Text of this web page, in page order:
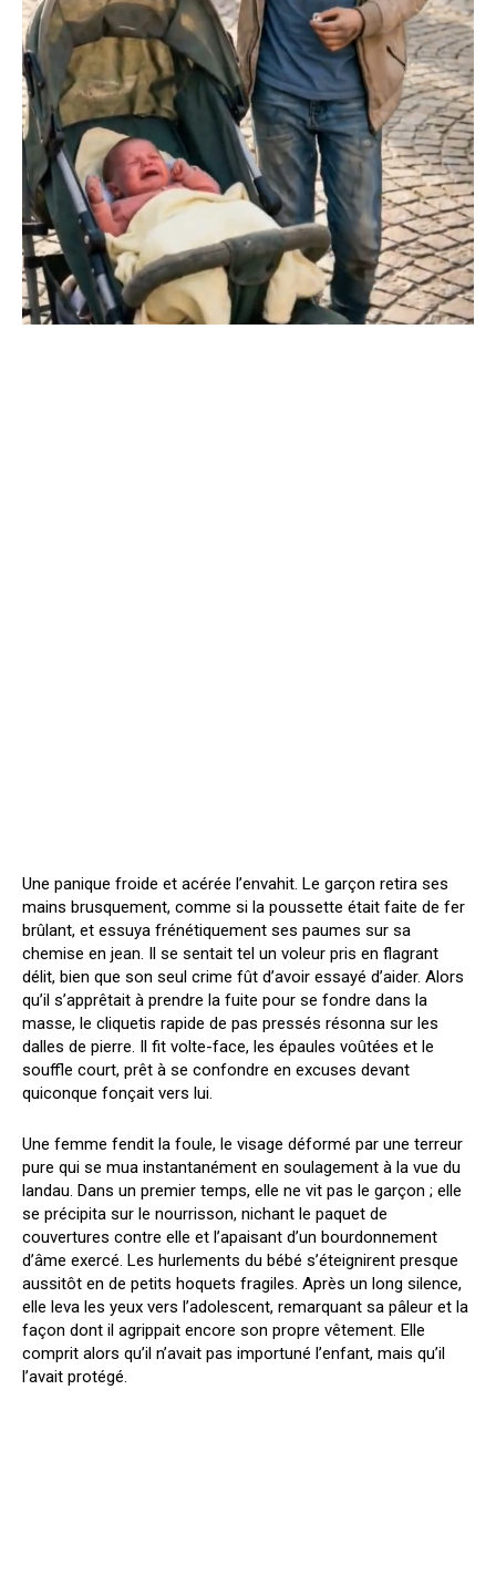
Une panique froide et acérée l’envahit. Le garçon retira ses
mains brusquement, comme si la poussette était faite de fer
brûlant, et essuya frénétiquement ses paumes sur sa
chemise en jean. Il se sentait tel un voleur pris en flagrant
délit, bien que son seul crime fût d’avoir essayé d’aider. Alors
qu’il s’apprêtait à prendre la fuite pour se fondre dans la
masse, le cliquetis rapide de pas pressés résonna sur les
dalles de pierre. Il fit volte-face, les épaules voûtées et le
souffle court, prêt à se confondre en excuses devant
quiconque fonçait vers lui.
Une femme fendit la foule, le visage déformé par une terreur
pure qui se mua instantanément en soulagement à la vue du
landau. Dans un premier temps, elle ne vit pas le garçon ; elle
se précipita sur le nourrisson, nichant le paquet de
couvertures contre elle et l’apaisant d’un bourdonnement
d’âme exercé. Les hurlements du bébé s’éteignirent presque
aussitôt en de petits hoquets fragiles. Après un long silence,
elle leva les yeux vers l’adolescent, remarquant sa pâleur et la
façon dont il agrippait encore son propre vêtement. Elle
comprit alors qu’il n’avait pas importuné l’enfant, mais qu’il
l’avait protégé.